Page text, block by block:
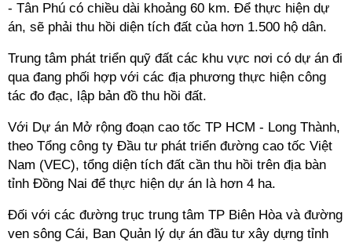
- Tân Phú có chiều dài khoảng 60 km. Để thực hiện dự
án, sẽ phải thu hồi diện tích đất của hơn 1.500 hộ dân.
Trung tâm phát triển quỹ đất các khu vực nơi có dự án đi
qua đang phối hợp với các địa phương thực hiện công
tác đo đạc, lập bản đồ thu hồi đất.
Với Dự án Mở rộng đoạn cao tốc TP HCM - Long Thành,
theo Tổng công ty Đầu tư phát triển đường cao tốc Việt
Nam (VEC), tổng diện tích đất cần thu hồi trên địa bàn
tỉnh Đồng Nai để thực hiện dự án là hơn 4 ha.
Đối với các đường trục trung tâm TP Biên Hòa và đường
ven sông Cái, Ban Quản lý dự án đầu tư xây dựng tỉnh